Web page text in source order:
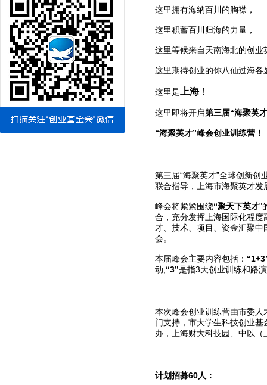
这里拥有海纳百川的胸襟，
这里积蓄百川归海的力量，
这里等候来自天南海北的创业
这里期待创业的你八仙过海各
这里是 上海！
这里即将开启第三届“海聚英
“海聚英才”峰会创业训练营！
第三届“海聚英才”全球创新
联合指导，上海市海聚英才
峰会将紧紧围绕“聚天下英才"
合，充分发挥上海国际化程
才、技术、项目、资金汇聚
会。
本届峰会主要内容包括：
动, “3”是指3天创业训练和路
本次峰会创业训练营由市委
门支持，市大学生科技创业
办，上海财大科技园、中以（
计划招募60人：